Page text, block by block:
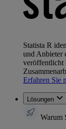
Statista R
und Anbieter
veröffentlicht
Erfahren Sie
Lösungen
Warum